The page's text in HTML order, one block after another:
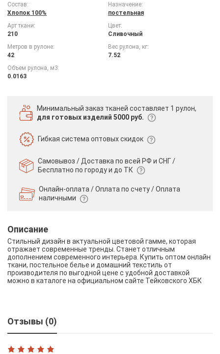
Состав:
Хлопок 100%
Назначение:
постельная
Арт ткани:
210
Цвет:
Сливочный
Метров в рулоне:
42
Вес рулона, кг:
7.52
Объем рулона, м3:
0.0163
Минимальный заказ тканей составляет 1 рулон,
для готовых изделий 5000 руб.
Гибкая системаоптовых скидок
Самовывоз / Доставка по всей РФ и СНГ /
Бесплатно по городу и до ТК
Онлайн-оплата / Оплата по счету /Оплата
наличными
Описание
Стильный дизайн в актуальной цветовой гамме, которая
отражает современные тренды. Станет отличным
дополнением современного интерьера. Купить оптом онлайн
ткани, постельное белье и домашний текстиль от
производителя по выгодной цене с удобной доставкой
можно в каталоге на официальном сайте Тейковского ХБК
Отзывы (0)